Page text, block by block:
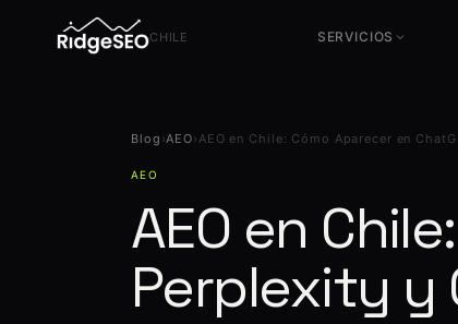
CHILE SERVICIOS
Técnico, contenido y autoridad
Consultoría SEO
Auditoría SEO Avanzada
Conversión y experimentación
Tracking & Analítica
conversiones
Blog ›AEO›AEO en Chile: Cómo Aparecer en
AEO
AEO en
Perplexity y